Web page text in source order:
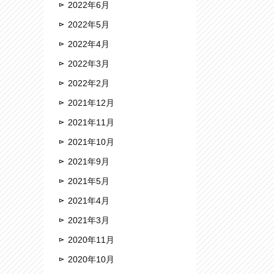
2022年6月
2022年5月
2022年4月
2022年3月
2022年2月
2021年12月
2021年11月
2021年10月
2021年9月
2021年5月
2021年4月
2021年3月
2020年11月
2020年10月